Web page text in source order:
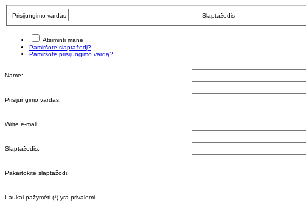
Prisijungimo vardas Slaptažodis
Atsiminti mane
Pamiršote slaptažodį?
Pamiršote prisijungimo vardą?
Name:
Prisijungimo vardas:
Write e-mail:
Slaptažodis:
Pakartokite slaptažodį:
Laukai pažymėti (*) yra privalomi.